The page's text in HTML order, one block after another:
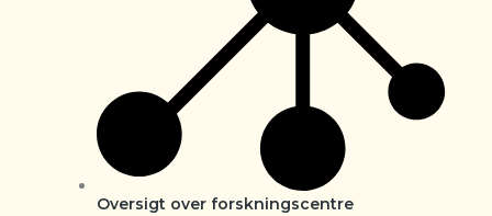
Oversigt over forskningscentre